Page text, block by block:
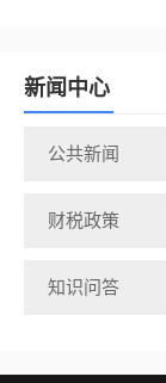
新闻中心
公共新闻
财税政策
知识问答